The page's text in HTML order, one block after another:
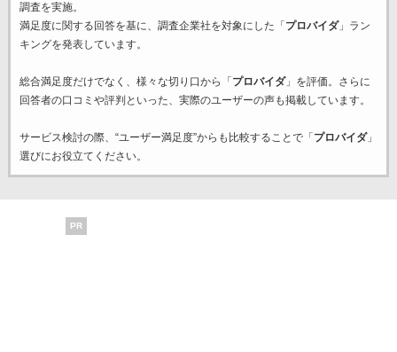
調査を実施。
満足度に関する回答を基に、調査企業社を対象にした「 プロバイダ」ラン
キングを発表しています。
総合満足度だけでなく、様々な切り口から「 プロバイダ」を評価。さらに
回答者の口コミや評判といった、実際のユーザーの声も掲載しています。
サービス検討の際、“ユーザー満足度”からも比較することで「 プロバイダ」
選びにお役立てください。
PR